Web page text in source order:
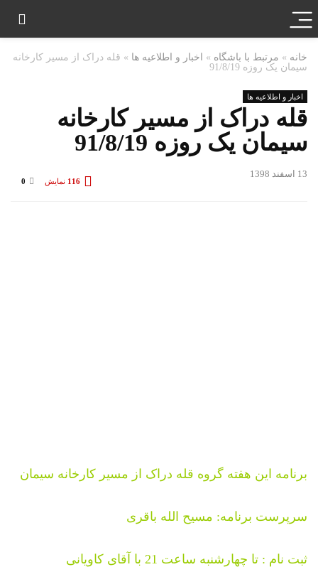
خانه » مرتبط با باشگاه » اخبار و اطلاعیه ها » قله دراک از مسیر کارخانه
سیمان یک روزه 91/8/19
اخبار و اطلاعیه ها
قله دراک از مسیر کارخانه
سیمان یک روزه 91/8/19
13 اسفند 1398
116 نمایش 0
برنامه این هفته گروه قله دراک از مسیر کارخانه سیمان
سرپرست برنامه: مسیح الله باقری
ثبت نام : تا چهارشنبه ساعت 21 با آقای کاویانی